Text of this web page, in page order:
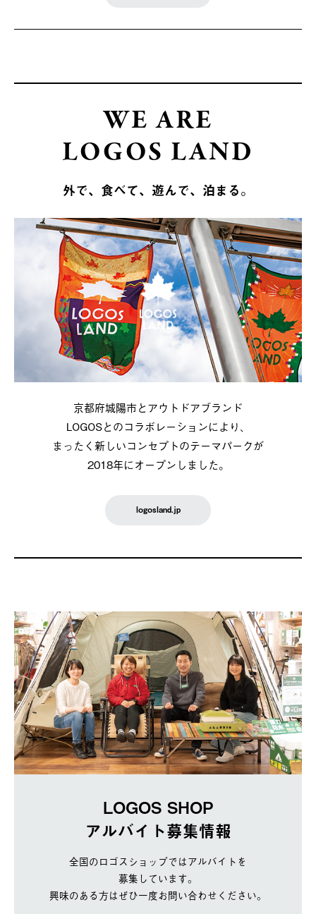
WE ARE
LOGOS LAND
外で、食べて、遊んで、泊まる。
京都府城陽市とアウトドアブランド
LOGOSとのコラボレーションにより、
まったく新しいコンセプトのテーマパークが
2018年にオープンしました。
logosland.jp
LOGOS SHOP
アルバイト募集情報
全国のロゴスショップではアルバイトを
募集しています。
興味のある方はぜひ一度お問い合わせください。